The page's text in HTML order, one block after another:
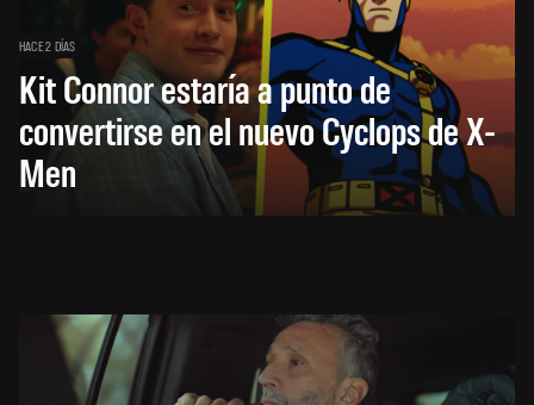
HACE 2 DÍAS
Kit Connor estaría a punto de
convertirse en el nuevo Cyclops de X-
Men